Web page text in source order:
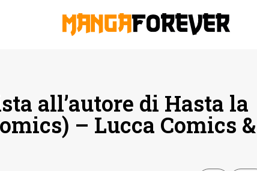
all’autore di Hasta la
– Lucca Comics &